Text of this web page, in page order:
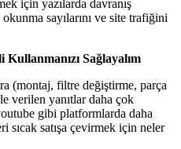
için yazılarda davranış
sayılarını ve site trafiğini
Sağlayalım
(montaj, filtre değiştirme, parça
verilen yanıtlar daha çok
gibi platformlarda daha
sıcak satışa çevirmek için neler